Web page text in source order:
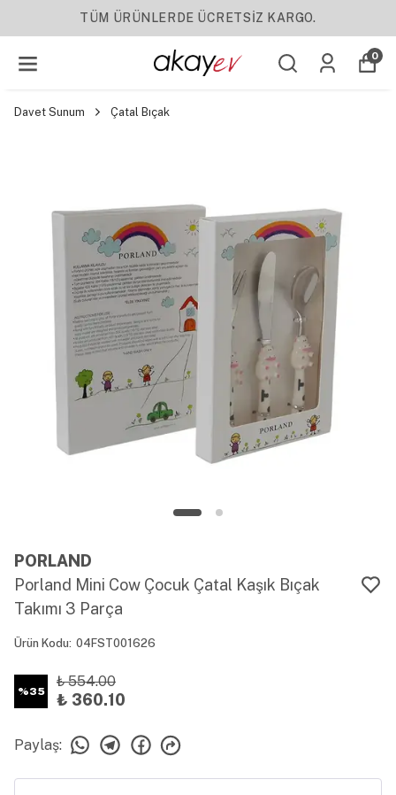
ÜCRETSİZ KARGO.
0
Davet Sunum Çatal Bıçak
PORLAND
Porland Mini Cow Çocuk Çatal Kaşık Bıçak
Takımı 3 Parça
Ürün Kodu: 04FST001626
%35
₺ 554.00
₺ 360.10
Paylaş: